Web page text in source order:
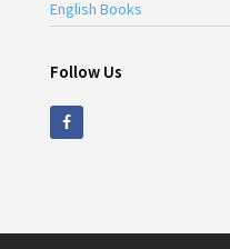
English Books
Follow Us